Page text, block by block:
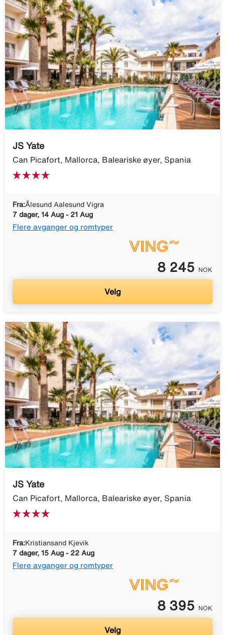
JS Yate
Can Picafort, Mallorca, Baleariske øyer, Spania
Fra:Ålesund Aalesund Vigra
7 dager, 14 Aug - 21 Aug
Flere avganger og romtyper
8 245 NOK
Velg
JS Yate
Can Picafort, Mallorca, Baleariske øyer, Spania
Fra:Kristiansand Kjevik
7 dager, 15 Aug - 22 Aug
Flere avganger og romtyper
8 395 NOK
Velg